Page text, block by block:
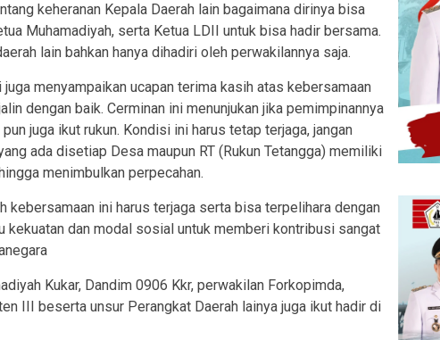
keheranan Kepala Daerah lain bagaimana dirinya bisa
Muhamadiyah, serta Ketua LDII untuk bisa hadir bersama.
lain bahkan hanya dihadiri oleh perwakilannya saja.
menyampaikan ucapan terima kasih atas kebersamaan
dengan baik. Cerminan ini menunjukan jika pemimpinannya
juga ikut rukun. Kondisi ini harus tetap terjaga, jangan
ada disetiap Desa maupun RT (Rukun Tetangga) memiliki
menimbulkan perpecahan.
kebersamaan ini harus terjaga serta bisa terpelihara dengan
kekuatan dan modal sosial untuk memberi kontribusi sangat
Kukar, Dandim 0906 Kkr, perwakilan Forkopimda,
III beserta unsur Perangkat Daerah lainya juga ikut hadir di